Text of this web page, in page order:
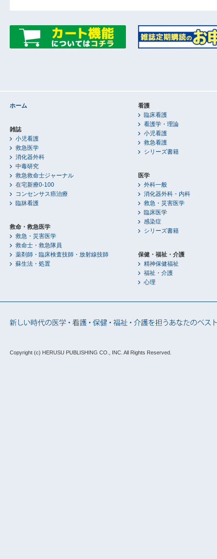
ホーム
雑誌
小児看護
救急医学
消化器外科
中毒研究
救急救命士ジャーナル
在宅新療0-100
コンセンサス癌治療
臨牀看護
救命・救急医学
救急・災害医学
救命士・救急隊員
薬剤師・臨床検査技師・放射線技師
蘇生法・処置
看護
臨床看護
看護学・理論
小児看護
救急看護
シリーズ書籍
医学
外科一般
消化器外科・内科
救急・災害医学
臨床医学
感染症
シリーズ書籍
保健・福祉・介護
精神保健福祉
福祉・介護
心理
Copyright (c) HERUSU PUBLISHING CO., INC. All Rights Reserved.